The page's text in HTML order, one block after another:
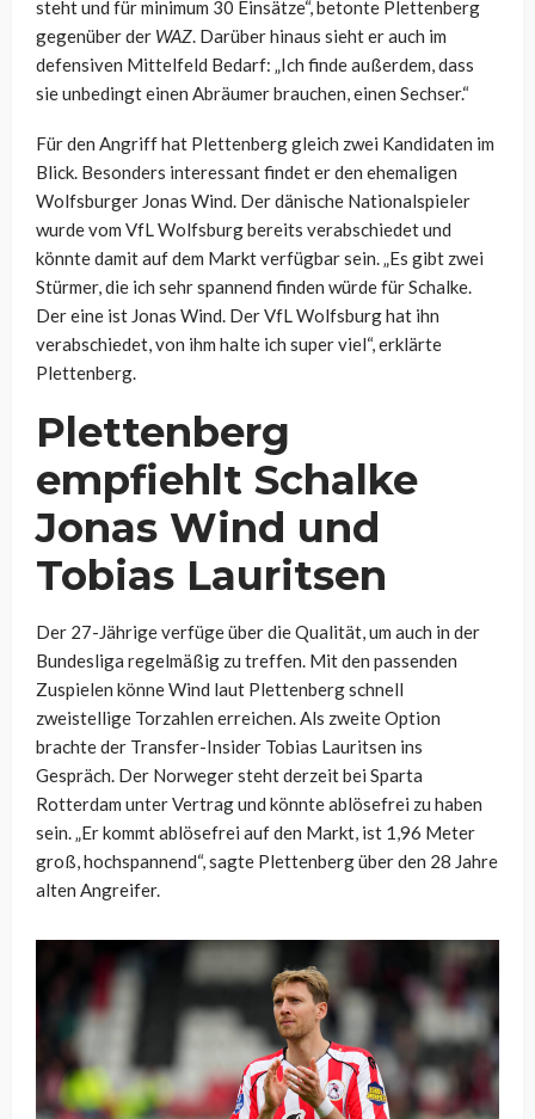
steht und für minimum 30 Einsätze“, betonte Plettenberg
gegenüber der WAZ. Darüber hinaus sieht er auch im
defensiven Mittelfeld Bedarf: „Ich finde außerdem, dass
sie unbedingt einen Abräumer brauchen, einen Sechser.“
Für den Angriff hat Plettenberg gleich zwei Kandidaten im
Blick. Besonders interessant findet er den ehemaligen
Wolfsburger Jonas Wind. Der dänische Nationalspieler
wurde vom VfL Wolfsburg bereits verabschiedet und
könnte damit auf dem Markt verfügbar sein. „Es gibt zwei
Stürmer, die ich sehr spannend finden würde für Schalke.
Der eine ist Jonas Wind. Der VfL Wolfsburg hat ihn
verabschiedet, von ihm halte ich super viel“, erklärte
Plettenberg.
Plettenberg
empfiehlt Schalke
Jonas Wind und
Tobias Lauritsen
Der 27-Jährige verfüge über die Qualität, um auch in der
Bundesliga regelmäßig zu treffen. Mit den passenden
Zuspielen könne Wind laut Plettenberg schnell
zweistellige Torzahlen erreichen. Als zweite Option
brachte der Transfer-Insider Tobias Lauritsen ins
Gespräch. Der Norweger steht derzeit bei Sparta
Rotterdam unter Vertrag und könnte ablösefrei zu haben
sein. „Er kommt ablösefrei auf den Markt, ist 1,96 Meter
groß, hochspannend“, sagte Plettenberg über den 28 Jahre
alten Angreifer.